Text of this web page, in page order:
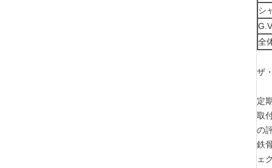
シ
全
ザ
定
取
の
鉄
ェ